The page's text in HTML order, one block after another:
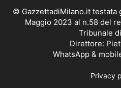
© GazzettadiMilano.it testata
Maggio 2023 al n.58 del
Tribunale
Direttore:
WhatsApp &
Privacy